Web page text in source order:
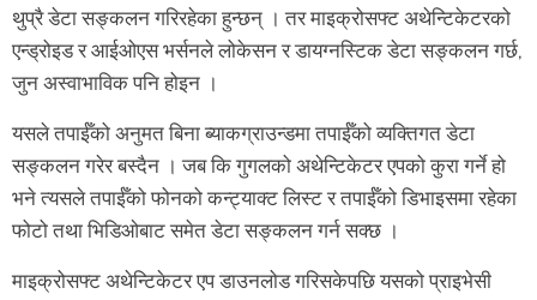
थुप्रै डेटा सङ्कलन गरिरहेका हुन्छन् । तर माइक्रोसफ्ट अथेन्टिकेटरको
एन्ड्रोइड र आईओएस भर्सनले लोकेसन र डायग्नस्टिक डेटा सङ्कलन गर्छ,
जुन अस्वाभाविक पनि होइन ।
यसले तपाईँको अनुमत बिना ब्याकग्राउन्डमा तपाईँको व्यक्तिगत डेटा
सङ्कलन गरेर बस्दैन । जब कि गुगलको अथेन्टिकेटर एपको कुरा गर्ने हो
भने त्यसले तपाईँको फोनको कन्ट्याक्ट लिस्ट र तपाईँको डिभाइसमा रहेका
फोटो तथा भिडिओबाट समेत डेटा सङ्कलन गर्न सक्छ ।
माइक्रोसफ्ट अथेन्टिकेटर एप डाउनलोड गरिसकेपछि यसको प्राइभेसी